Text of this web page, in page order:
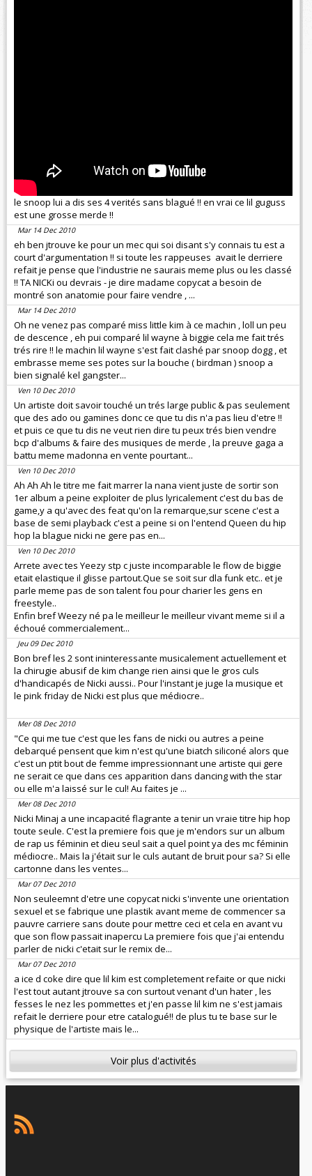
le snoop lui a dis ses 4 verités sans blagué !! en vrai ce lil guguss
est une grosse merde !!
Mar 14 Dec 2010
eh ben jtrouve ke pour un mec qui soi disant s'y connais tu est a
court d'argumentation !! si toute les rappeuses avait le derriere
refait je pense que l'industrie ne saurais meme plus ou les classé
!! TA NICKi ou devrais - je dire madame copycat a besoin de
montré son anatomie pour faire vendre , ...
Mar 14 Dec 2010
Oh ne venez pas comparé miss little kim à ce machin , loll un peu
de descence , eh pui comparé lil wayne à biggie cela me fait trés
trés rire !! le machin lil wayne s'est fait clashé par snoop dogg , et
embrasse meme ses potes sur la bouche ( birdman ) snoop a
bien signalé kel gangster...
Ven 10 Dec 2010
Un artiste doit savoir touché un trés large public & pas seulement
que des ado ou gamines donc ce que tu dis n'a pas lieu d'etre !!
et puis ce que tu dis ne veut rien dire tu peux trés bien vendre
bcp d'albums & faire des musiques de merde , la preuve gaga a
battu meme madonna en vente pourtant...
Ven 10 Dec 2010
Ah Ah Ah le titre me fait marrer la nana vient juste de sortir son
1er album a peine exploiter de plus lyricalement c'est du bas de
game,y a qu'avec des feat qu'on la remarque,sur scene c'est a
base de semi playback c'est a peine si on l'entend Queen du hip
hop la blague nicki ne gere pas en...
Ven 10 Dec 2010
Arrete avec tes Yeezy stp c juste incomparable le flow de biggie
etait elastique il glisse partout.Que se soit sur dla funk etc.. et je
parle meme pas de son talent fou pour charier les gens en
freestyle..
Enfin bref Weezy né pa le meilleur le meilleur vivant meme si il a
échoué commercialement...
Jeu 09 Dec 2010
Bon bref les 2 sont ininteressante musicalement actuellement et
la chirugie abusif de kim change rien ainsi que le gros culs
d'handicapés de Nicki aussi.. Pour l'instant je juge la musique et
le pink friday de Nicki est plus que médiocre..
Mer 08 Dec 2010
"Ce qui me tue c'est que les fans de nicki ou autres a peine
debarqué pensent que kim n'est qu'une biatch siliconé alors que
c'est un ptit bout de femme impressionnant une artiste qui gere
ne serait ce que dans ces apparition dans dancing with the star
ou elle m'a laissé sur le cul! Au faites je ...
Mer 08 Dec 2010
Nicki Minaj a une incapacité flagrante a tenir un vraie titre hip hop
toute seule. C'est la premiere fois que je m'endors sur un album
de rap us féminin et dieu seul sait a quel point ya des mc féminin
médiocre.. Mais la j'était sur le culs autant de bruit pour sa? Si elle
cartonne dans les ventes...
Mar 07 Dec 2010
Non seuleemnt d'etre une copycat nicki s'invente une orientation
sexuel et se fabrique une plastik avant meme de commencer sa
pauvre carriere sans doute pour mettre ceci et cela en avant vu
que son flow passait inapercu La premiere fois que j'ai entendu
parler de nicki c'etait sur le remix de...
Mar 07 Dec 2010
a ice d coke dire que lil kim est completement refaite or que nicki
l'est tout autant jtrouve sa con surtout venant d'un hater , les
fesses le nez les pommettes et j'en passe lil kim ne s'est jamais
refait le derriere pour etre catalogué!! de plus tu te base sur le
physique de l'artiste mais le...
Voir plus d'activités